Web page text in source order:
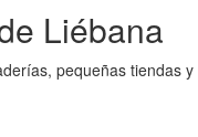
Liébana
pequeñas